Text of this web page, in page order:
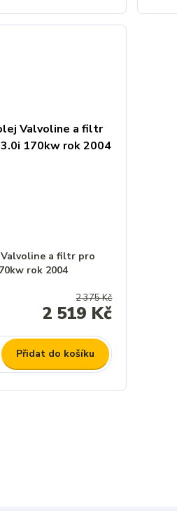
a filtr pro
rok 2004
2 375 Kč
2 519 Kč
Přidat do košíku